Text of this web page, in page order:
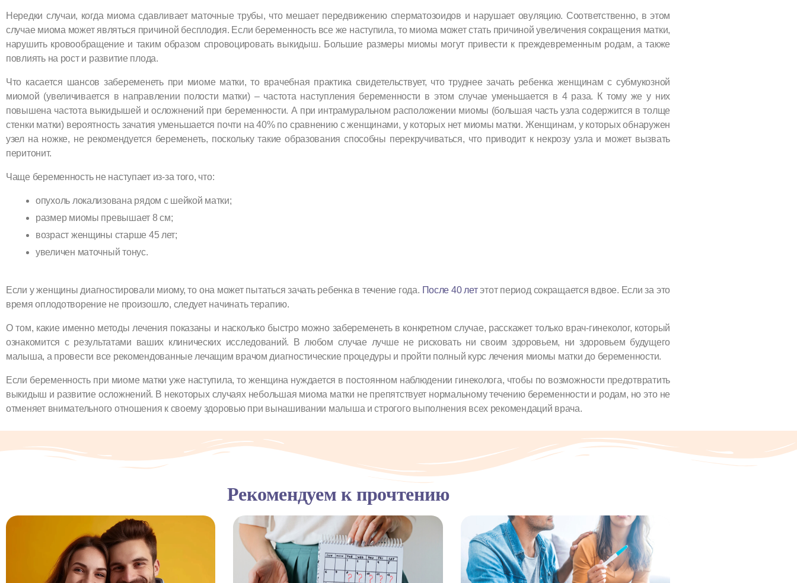
Нередки случаи, когда миома сдавливает маточные трубы, что мешает передвижению сперматозоидов и нарушает овуляцию. Соответственно, в этом
случае миома может являться причиной бесплодия. Если беременность все же наступила, то миома может стать причиной увеличения сокращения матки,
нарушить кровообращение и таким образом спровоцировать выкидыш. Большие размеры миомы могут привести к преждевременным родам, а также
повлиять на рост и развитие плода.
Что касается шансов забеременеть при миоме матки, то врачебная практика свидетельствует, что труднее зачать ребенка женщинам с субмукозной
миомой (увеличивается в направлении полости матки) – частота наступления беременности в этом случае уменьшается в 4 раза. К тому же у них
повышена частота выкидышей и осложнений при беременности. А при интрамуральном расположении миомы (большая часть узла содержится в толще
стенки матки) вероятность зачатия уменьшается почти на 40% по сравнению с женщинами, у которых нет миомы матки. Женщинам, у которых обнаружен
узел на ножке, не рекомендуется беременеть, поскольку такие образования способны перекручиваться, что приводит к некрозу узла и может вызвать
перитонит.
Чаще беременность не наступает из-за того, что:
опухоль локализована рядом с шейкой матки;
размер миомы превышает 8 см;
возраст женщины старше 45 лет;
увеличен маточный тонус.
Если у женщины диагностировали миому, то она может пытаться зачать ребенка в течение года. После 40 летэтот период сокращается вдвое. Если за это
время оплодотворение не произошло, следует начинать терапию.
О том, какие именно методы лечения показаны и насколько быстро можно забеременеть в конкретном случае, расскажет только врач-гинеколог, который
ознакомится с результатами ваших клинических исследований. В любом случае лучше не рисковать ни своим здоровьем, ни здоровьем будущего
малыша, а провести все рекомендованные лечащим врачом диагностические процедуры и пройти полный курс лечения миомы матки до беременности.
Если беременность при миоме матки уже наступила, то женщина нуждается в постоянном наблюдении гинеколога, чтобы по возможности предотвратить
выкидыш и развитие осложнений. В некоторых случаях небольшая миома матки не препятствует нормальному течению беременности и родам, но это не
отменяет внимательного отношения к своему здоровью при вынашивании малыша и строгого выполнения всех рекомендаций врача.
Рекомендуем к прочтению